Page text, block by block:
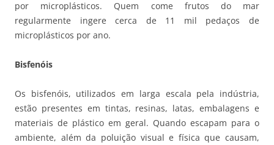
por microplásticos. Quem come frutos do mar
regularmente ingere cerca de 11 mil pedaços de
microplásticos por ano.
Bisfenóis
Os bisfenóis, utilizados em larga escala pela indústria,
estão presentes em tintas, resinas, latas, embalagens e
materiais de plástico em geral. Quando escapam para o
ambiente, além da poluição visual e física que causam,